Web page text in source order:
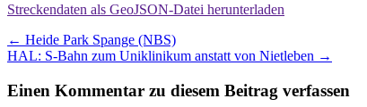
Streckendaten als GeoJSON-Datei herunterladen
Beitragsnavigation
← Heide Park Spange (NBS)
HAL: S-Bahn zum Uniklinikum anstatt von Nietleben →
Einen Kommentar zu diesem Beitrag verfassen